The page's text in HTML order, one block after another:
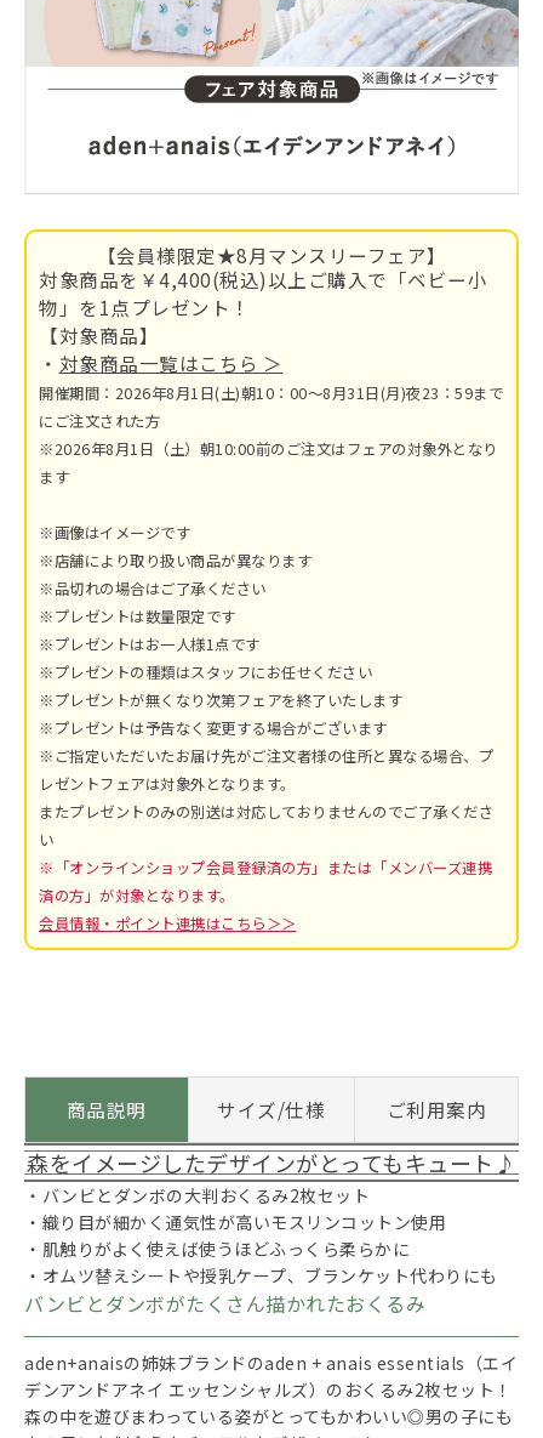
【会員様限定★8月マンスリーフェア】
対象商品を￥4,400(税込)以上ご購入で「ベビー小
物」を1点プレゼント！
【対象商品】
・ 対象商品一覧はこちら ＞
開催期間：2026年8月1日(土)朝10：00～8月31日(月)夜23：59まで
にご注文された方
※2026年8月1日（土）朝10:00前のご注文はフェアの対象外となり
ます
※画像はイメージです
※店舗により取り扱い商品が異なります
※品切れの場合はご了承ください
※プレゼントは数量限定です
※プレゼントはお一人様1点です
※プレゼントの種類はスタッフにお任せください
※プレゼントが無くなり次第フェアを終了いたします
※プレゼントは予告なく変更する場合がございます
※ご指定いただいたお届け先がご注文者様の住所と異なる場合、プ
レゼントフェアは対象外となります。
またプレゼントのみの別送は対応しておりませんのでご了承くださ
い
※「オンラインショップ会員登録済の方」または「メンバーズ連携
済の方」が対象となります。
会員情報・ポイント連携はこちら＞＞
商品説明 サイズ/仕様 ご利用案内
森をイメージしたデザインがとってもキュート♪
・バンビとダンボの大判おくるみ2枚セット
・織り目が細かく通気性が高いモスリンコットン使用
・肌触りがよく使えば使うほどふっくら柔らかに
・オムツ替えシートや授乳ケープ、ブランケット代わりにも
バンビとダンボがたくさん描かれたおくるみ
aden+anaisの姉妹ブランドのaden + anais essentials（エイ
デンアンドアネイ エッセンシャルズ）のおくるみ2枚セット！
森の中を遊びまわっている姿がとってもかわいい◎男の子にも